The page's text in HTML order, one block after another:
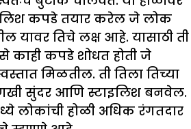
कपडे तयार करेल जे लोक
यावर तिचे लक्ष आहे. यासाठी ती
काही कपडे शोधत होती जे
मिळतील. ती तिला तिच्या
सुंदर आणि स्टाइलिश बनवेल.
लोकांची होळी अधिक रंगतदार